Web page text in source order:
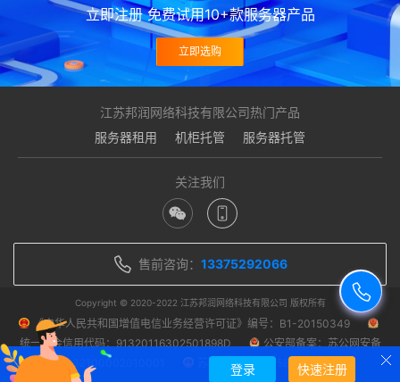
立即注册 免费试用10+款服务器产品
立即选购
登录 快速注册
江苏邦润网络科技有限公司热门产品
服务器租用
机柜托管 服务器托管
关注我们
售前咨询： 13375292066
Copyright © 2020-2022 江苏邦润网络科技有限公司 版权所有
《中华人民共和国增值电信业务经营许可证》编号：B1-20150349
统一社会信用代码：91320116302501898D
公安部备案：苏公网安备
32100002010001
苏ICP备14048458号-1